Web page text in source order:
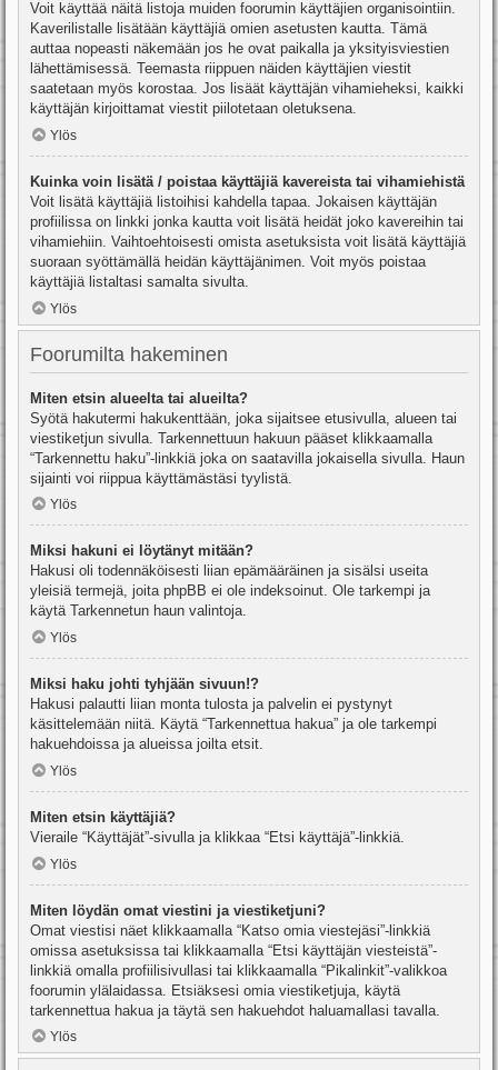
Voit käyttää näitä listoja muiden foorumin käyttäjien organisointiin.
Kaverilistalle lisätään käyttäjiä omien asetusten kautta. Tämä
auttaa nopeasti näkemään jos he ovat paikalla ja yksityisviestien
lähettämisessä. Teemasta riippuen näiden käyttäjien viestit
saatetaan myös korostaa. Jos lisäät käyttäjän vihamieheksi, kaikki
käyttäjän kirjoittamat viestit piilotetaan oletuksena.
Ylös
Kuinka voin lisätä / poistaa käyttäjiä kavereista tai vihamiehistä
Voit lisätä käyttäjiä listoihisi kahdella tapaa. Jokaisen käyttäjän
profiilissa on linkki jonka kautta voit lisätä heidät joko kavereihin tai
vihamiehiin. Vaihtoehtoisesti omista asetuksista voit lisätä käyttäjiä
suoraan syöttämällä heidän käyttäjänimen. Voit myös poistaa
käyttäjiä listaltasi samalta sivulta.
Ylös
Foorumilta hakeminen
Miten etsin alueelta tai alueilta?
Syötä hakutermi hakukenttään, joka sijaitsee etusivulla, alueen tai
viestiketjun sivulla. Tarkennettuun hakuun pääset klikkaamalla
“Tarkennettu haku”-linkkiä joka on saatavilla jokaisella sivulla. Haun
sijainti voi riippua käyttämästäsi tyylistä.
Ylös
Miksi hakuni ei löytänyt mitään?
Hakusi oli todennäköisesti liian epämääräinen ja sisälsi useita
yleisiä termejä, joita phpBB ei ole indeksoinut. Ole tarkempi ja
käytä Tarkennetun haun valintoja.
Ylös
Miksi haku johti tyhjään sivuun!?
Hakusi palautti liian monta tulosta ja palvelin ei pystynyt
käsittelemään niitä. Käytä “Tarkennettua hakua” ja ole tarkempi
hakuehdoissa ja alueissa joilta etsit.
Ylös
Miten etsin käyttäjiä?
Vieraile “Käyttäjät”-sivulla ja klikkaa “Etsi käyttäjä”-linkkiä.
Ylös
Miten löydän omat viestini ja viestiketjuni?
Omat viestisi näet klikkaamalla “Katso omia viestejäsi”-linkkiä
omissa asetuksissa tai klikkaamalla “Etsi käyttäjän viesteistä”-
linkkiä omalla profiilisivullasi tai klikkaamalla “Pikalinkit”-valikkoa
foorumin ylälaidassa. Etsiäksesi omia viestiketjuja, käytä
tarkennettua hakua ja täytä sen hakuehdot haluamallasi tavalla.
Ylös